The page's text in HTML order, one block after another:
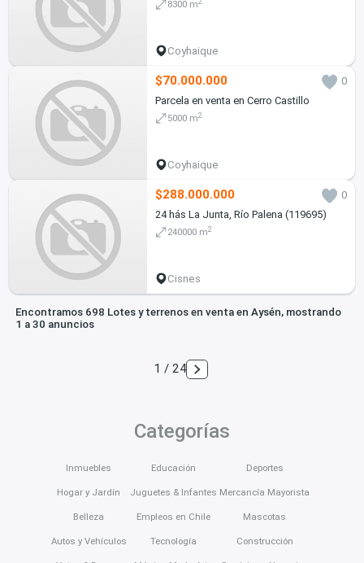
8300 m
Coyhaique
$70.000.000
0
Parcela en venta en Cerro Castillo
5000 m2
Coyhaique
$288.000.000
0
24 hás La Junta, Río Palena (119695)
240000 m2
Cisnes
Encontramos 698 Lotes y terrenos en venta en Aysén, mostrando
1 a 30 anuncios
1 / 24
Categorías
Inmuebles
Hogar y Jardín
Belleza
Autos y Vehículos
Educación
Juguetes & Infantes
Empleos en Chile
Tecnología
Deportes
Mercancía Mayorista
Mascotas
Construcción